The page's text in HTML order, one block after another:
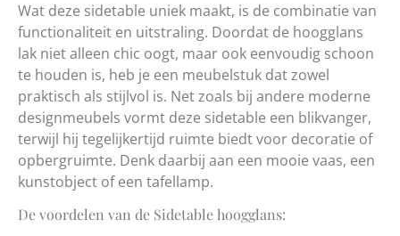
Wat deze sidetable uniek maakt, is de combinatie van
functionaliteit en uitstraling. Doordat de hoogglans
lak niet alleen chic oogt, maar ook eenvoudig schoon
te houden is, heb je een meubelstuk dat zowel
praktisch als stijlvol is. Net zoals bij andere moderne
designmeubels vormt deze sidetable een blikvanger,
terwijl hij tegelijkertijd ruimte biedt voor decoratie of
opbergruimte. Denk daarbij aan een mooie vaas, een
kunstobject of een tafellamp.
De voordelen van de Sidetable hoogglans: